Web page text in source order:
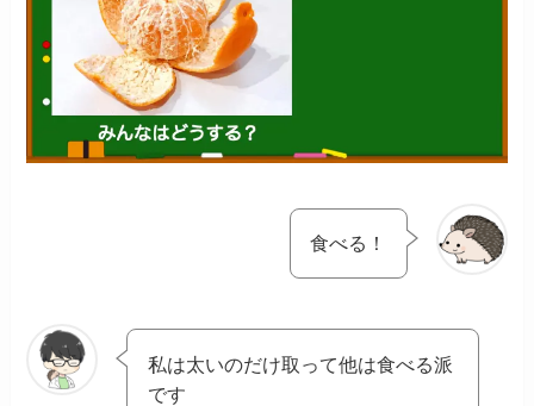
食べる！
私は太いのだけ取って他は食べる派
です